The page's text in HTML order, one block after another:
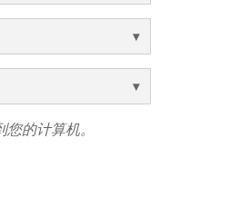
的计算机。